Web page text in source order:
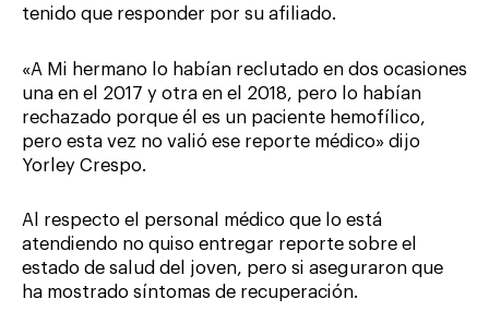
tenido que responder por su afiliado.
«A Mi hermano lo habían reclutado en dos ocasiones
una en el 2017 y otra en el 2018, pero lo habían
rechazado porque él es un paciente hemofílico,
pero esta vez no valió ese reporte médico» dijo
Yorley Crespo.
Al respecto el personal médico que lo está
atendiendo no quiso entregar reporte sobre el
estado de salud del joven, pero si aseguraron que
ha mostrado síntomas de recuperación.